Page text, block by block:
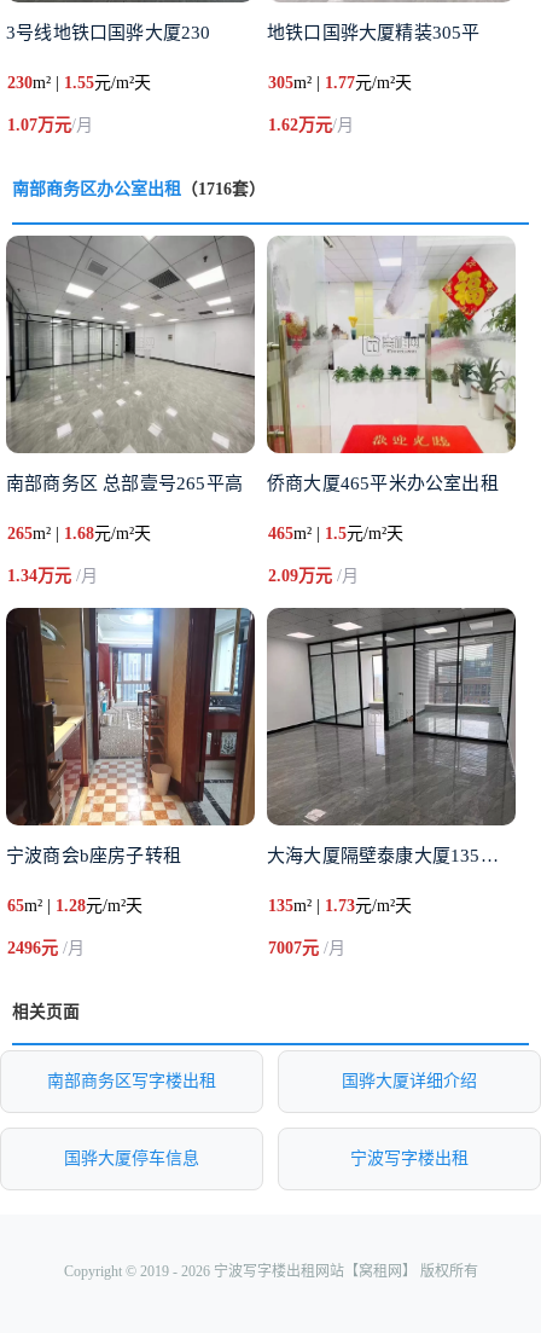
3号线地铁口国骅大厦230
230m² | 1.55元/m²天
1.07万元/月
地铁口国骅大厦精装305平
305m² | 1.77元/m²天
1.62万元/月
南部商务区办公室出租 （1716套）
南部商务区 总部壹号265平高
265m² | 1.68元/m²天
1.34万元 /月
侨商大厦465平米办公室出租
465m² | 1.5元/m²天
2.09万元/月
宁波商会b座房子转租
65m² | 1.28元/m²天
2496元 /月
大海大厦隔壁泰康大厦135平米
135m² | 1.73元/m²天
7007元/月
相关页面
南部商务区写字楼出租 国骅大厦详细介绍
国骅大厦停车信息 宁波写字楼出租
Copyright © 2019 - 2026 宁波写字楼出租网站【窝租网】 版权所有